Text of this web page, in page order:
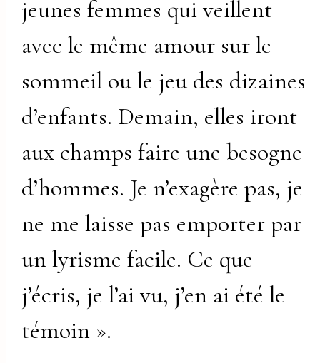
jeunes femmes qui veillent
avec le même amour sur le
sommeil ou le jeu des dizaines
d’enfants. Demain, elles iront
aux champs faire une besogne
d’hommes. Je n’exagère pas, je
ne me laisse pas emporter par
un lyrisme facile. Ce que
j’écris, je l’ai vu, j’en ai été le
témoin ».